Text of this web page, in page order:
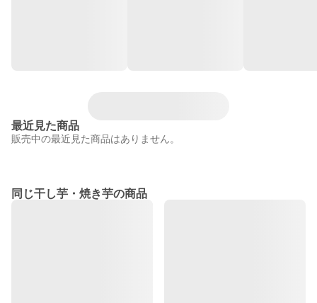
最近見た商品
販売中の最近見た商品はありません。
同じ干し芋・焼き芋の商品